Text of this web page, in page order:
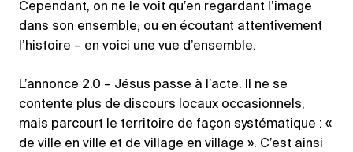
Cependant, on ne le voit qu’en regardant l’image
dans son ensemble, ou en écoutant attentivement
l’histoire – en voici une vue d’ensemble.
L’annonce 2.0 – Jésus passe à l’acte. Il ne se
contente plus de discours locaux occasionnels,
mais parcourt le territoire de façon systématique : «
de ville en ville et de village en village ». C’est ainsi